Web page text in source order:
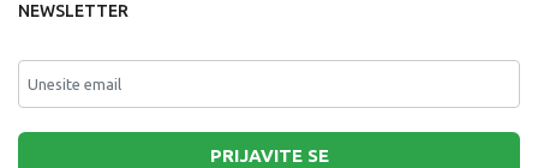
NEWSLETTER
PRIJAVITE SE